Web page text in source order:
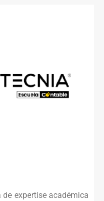
expertise académica